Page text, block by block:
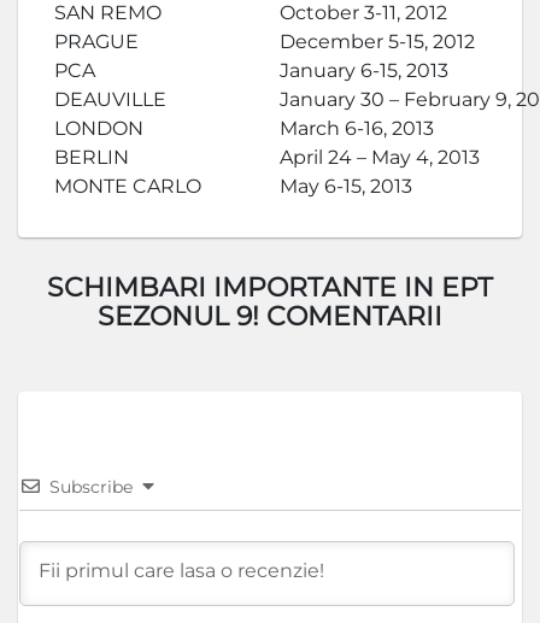
SAN REMO
October 3-11, 2012
PRAGUE
December 5-15, 2012
PCA
January 6-15, 2013
DEAUVILLE
January 30 – February 9,
LONDON
March 6-16, 2013
BERLIN
April 24 – May 4, 2013
MONTE CARLO
May 6-15, 2013
SCHIMBARI IMPORTANTE IN EPT
SEZONUL 9! COMENTARII
Subscribe